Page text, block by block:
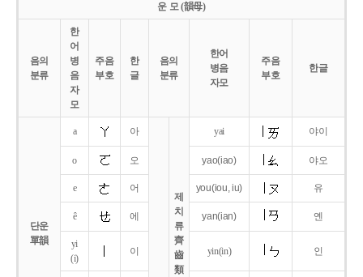
운 모 (韻母)
음의
분류
한
어
병
음
자
모
주음
부호
한
글
음의
분류
한어
병음
자모
주음
부호
한글
단운
單韻
a 아
제
치
류
齊
齒
類
yai 야이
o 오 yao(iao) 야오
e 어 you(iou,iu) 유
ê 에 yan(ian) 옌
yi
(i)
이 yin(in) 인